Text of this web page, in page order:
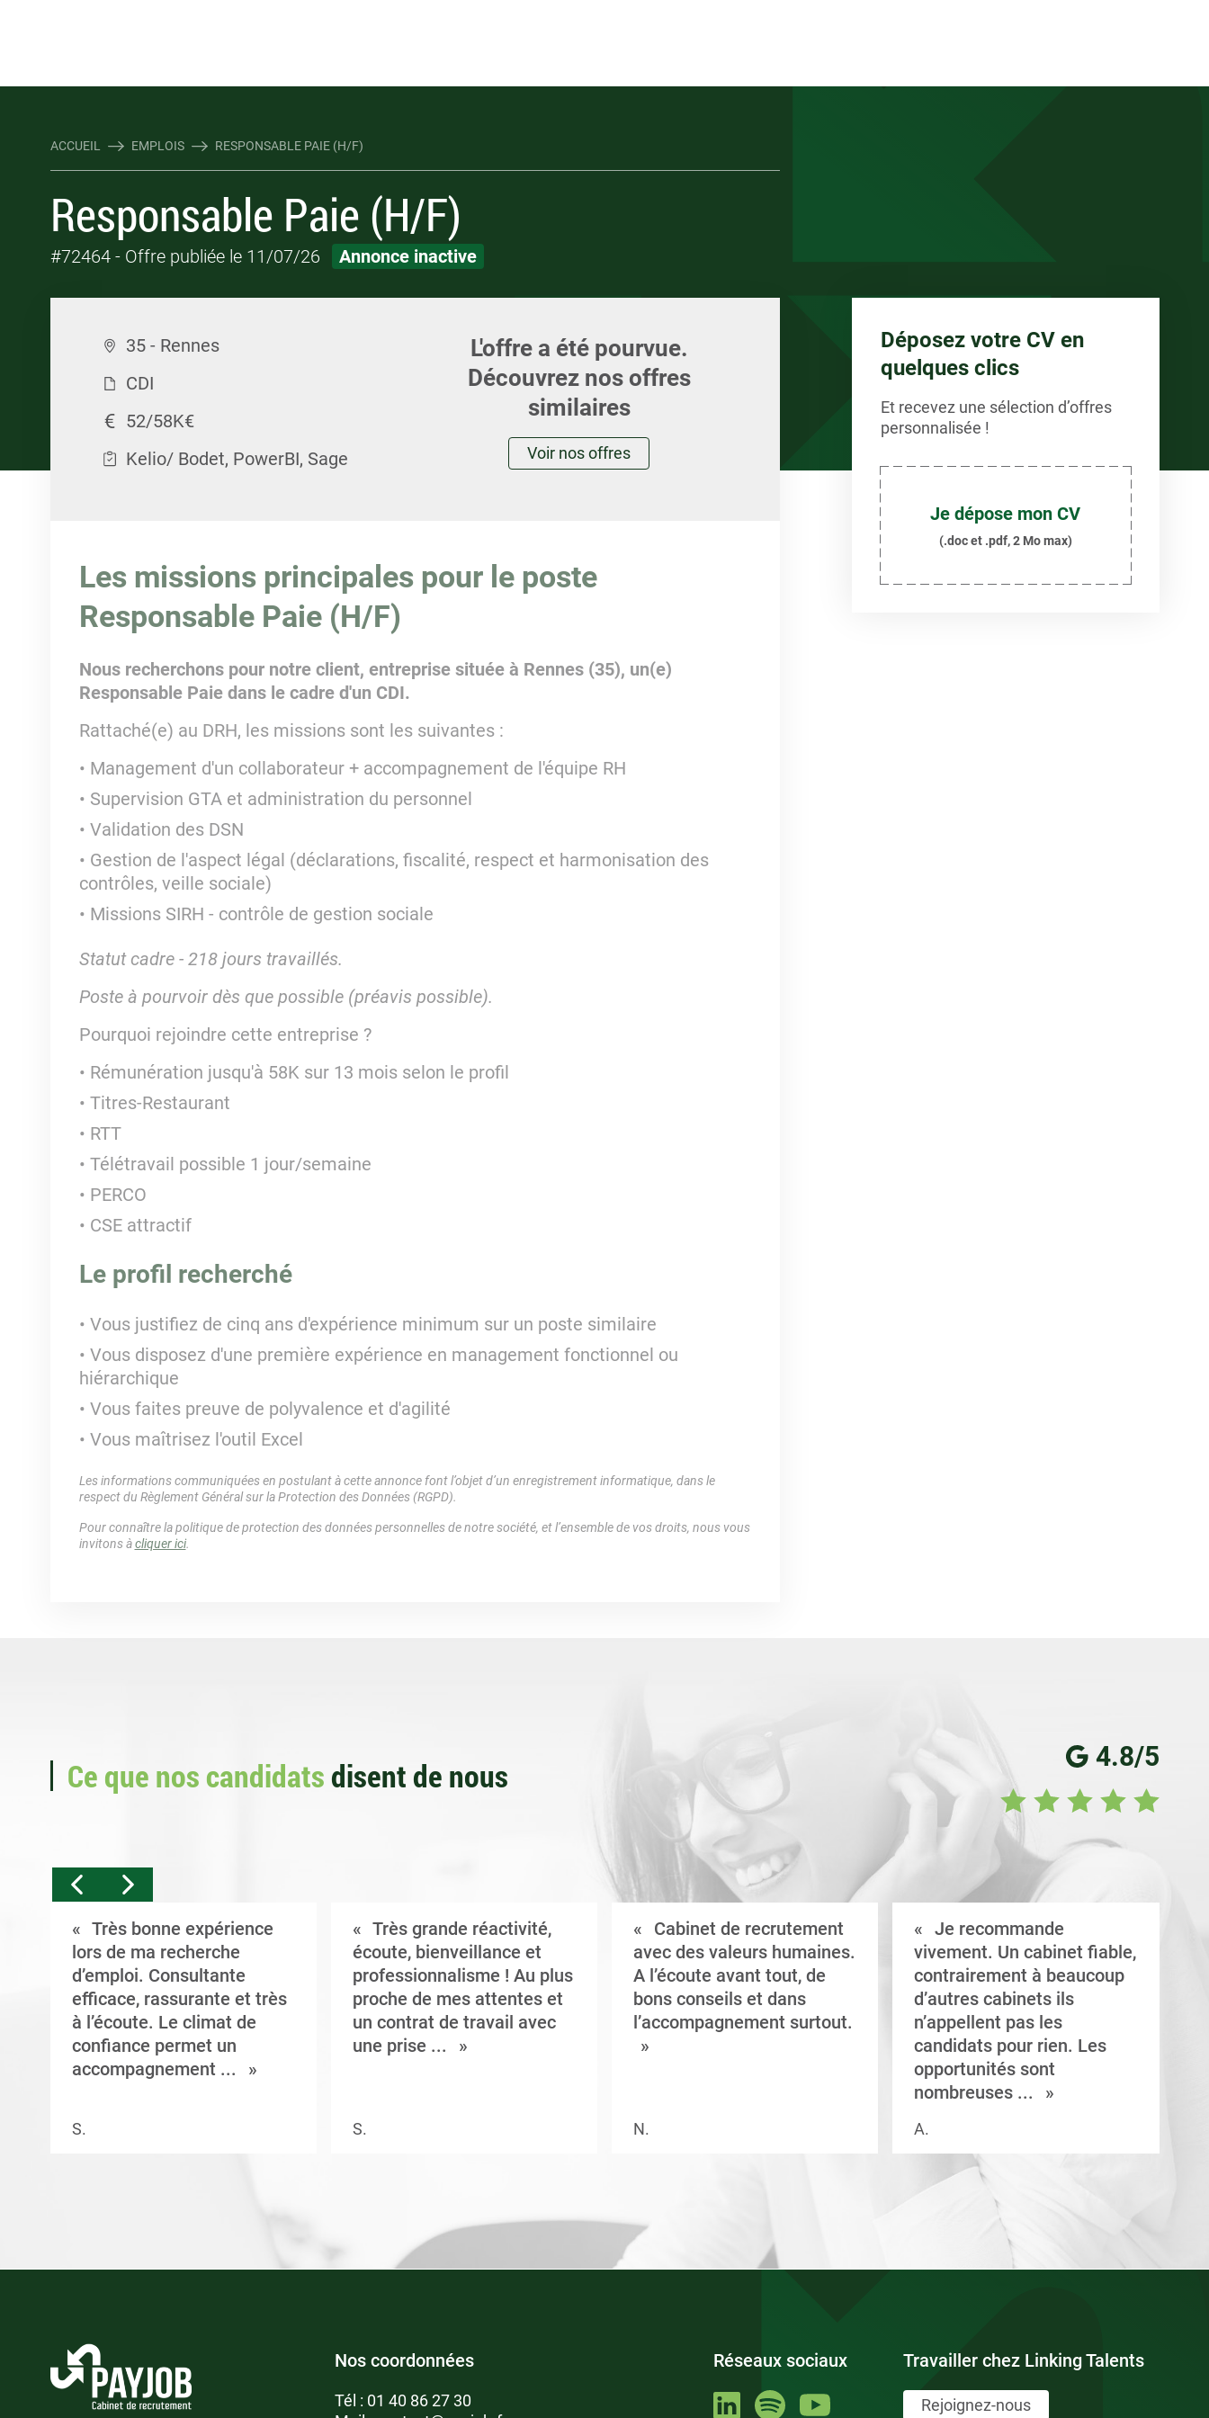
ACCUEIL EMPLOIS RESPONSABLE PAIE (H/F)
Responsable Paie (H/F)
#72464 - Offre publiée le 11/07/26 Annonce inactive
35 - Rennes
CDI
52/58K€
Kelio/ Bodet, PowerBI, Sage
L'offre a été pourvue.
Découvrez nos offres
similaires
Voir nos offres
Les missions principales pour le poste
Responsable Paie (H/F)
Nous recherchons pour notre client, entreprise située à Rennes (35), un(e)
Responsable Paie dans le cadre d'un CDI.
Rattaché(e) au DRH, les missions sont les suivantes :
Management d'un collaborateur + accompagnement de l'équipe RH
Supervision GTA et administration du personnel
Validation des DSN
Gestion de l'aspect légal (déclarations, fiscalité, respect et harmonisation des
contrôles, veille sociale)
Missions SIRH - contrôle de gestion sociale
Statut cadre - 218 jours travaillés.
Poste à pourvoir dès que possible (préavis possible).
Pourquoi rejoindre cette entreprise ?
Rémunération jusqu'à 58K sur 13 mois selon le profil
Titres-Restaurant
RTT
Télétravail possible 1 jour/semaine
PERCO
CSE attractif
Le profil recherché
Vous justifiez de cinq ans d'expérience minimum sur un poste similaire
Vous disposez d'une première expérience en management fonctionnel ou
hiérarchique
Vous faites preuve de polyvalence et d'agilité
Vous maîtrisez l'outil Excel
Les informations communiquées en postulant à cette annonce font l’objet d’un enregistrement informatique, dans le
respect du Règlement Général sur la Protection des Données (RGPD).
Pour connaître la politique de protection des données personnelles de notre société, et l’ensemble de vos droits, nous vous
invitons àcliquer ici.
Déposez votre CV en
quelques clics
Et recevez une sélection d’offres
personnalisée !
Je dépose mon CV
(.doc et .pdf, 2 Mo max)
4.8/5
Ce que nos candidats disent de nous
Très bonne expérience
lors de ma recherche
d’emploi. Consultante
efficace, rassurante et très
à l’écoute. Le climat de
confiance permet un
accompagnement ...
S.
Très grande réactivité,
écoute, bienveillance et
professionnalisme ! Au plus
proche de mes attentes et
un contrat de travail avec
une prise ...
S.
Cabinet de recrutement
avec des valeurs humaines.
A l’écoute avant tout, de
bons conseils et dans
l’accompagnement surtout.
N.
Je recommande
vivement. Un cabinet fiable,
contrairement à beaucoup
d’autres cabinets ils
n’appellent pas les
candidats pour rien. Les
opportunités sont
nombreuses ...
A.
Nos coordonnées
Tél : 01 40 86 27 30
Réseaux sociaux Travailler chez Linking Talents
Rejoignez-nous